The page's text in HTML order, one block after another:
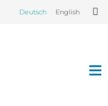
Deutsch English